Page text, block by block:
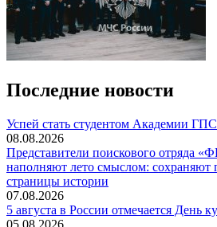
Последние новости
️Успей стать студентом Академии
08.08.2026
Представители поискового отряда
наполняют лето смыслом: сохраняют
страницы истории
07.08.2026
5 августа в России отмечается День
05.08.2026